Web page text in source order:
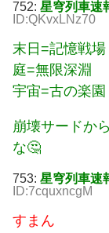
752: 星穹列車速
ID:QKvxLNz70
末日=記憶戦場
庭=無限深淵
宇宙=古の楽園
崩壊サードか
な🤔
753: 星穹列車速
ID:7cquxncgM
すまん